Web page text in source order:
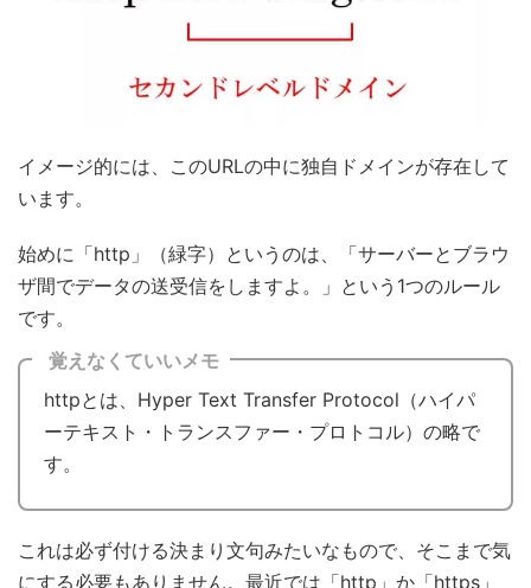
イメージ的には、このURLの中に独自ドメインが存在して
います。
始めに「http」（緑字）というのは、「サーバーとブラウ
ザ間でデータの送受信をしますよ。」という1つのルール
です。
覚えなくていいメモ
httpとは、Hyper Text Transfer Protocol（ハイパ
ーテキスト・トランスファー・プロトコル）の略で
す。
これは必ず付ける決まり文句みたいなもので、そこまで気
にする必要もありません。最近では「http」か「https」